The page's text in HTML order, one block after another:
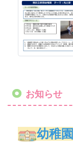
お知らせ
幼稚